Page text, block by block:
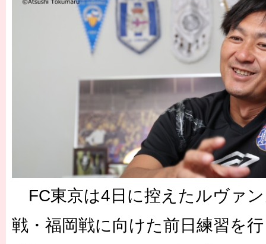
［3219号］特別な覇者へ 大逆転か連破か
［3220号］伝説の王者、黄金のシャーレ
FC東京は4日に控えたルヴァ
戦・福岡戦に向けた前日練習を